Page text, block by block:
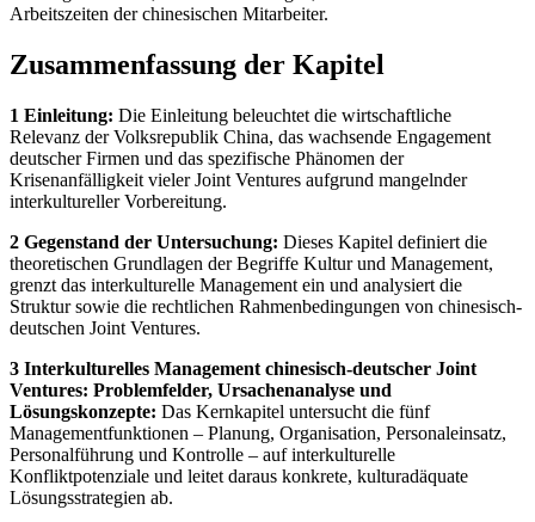
Arbeitszeiten der chinesischen Mitarbeiter.
Zusammenfassung der Kapitel
1 Einleitung: Die Einleitung beleuchtet die wirtschaftliche
Relevanz der Volksrepublik China, das wachsende Engagement
deutscher Firmen und das spezifische Phänomen der
Krisenanfälligkeit vieler Joint Ventures aufgrund mangelnder
interkultureller Vorbereitung.
2 Gegenstand der Untersuchung: Dieses Kapitel definiert die
theoretischen Grundlagen der Begriffe Kultur und Management,
grenzt das interkulturelle Management ein und analysiert die
Struktur sowie die rechtlichen Rahmenbedingungen von chinesisch-
deutschen Joint Ventures.
3 Interkulturelles Management chinesisch-deutscher Joint
Ventures: Problemfelder, Ursachenanalyse und
Lösungskonzepte: Das Kernkapitel untersucht die fünf
Managementfunktionen – Planung, Organisation, Personaleinsatz,
Personalführung und Kontrolle – auf interkulturelle
Konfliktpotenziale und leitet daraus konkrete, kulturadäquate
Lösungsstrategien ab.